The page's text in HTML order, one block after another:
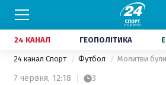
24 КАНАЛ ГЕОПОЛІТИКА
24 канал Спорт Футбол
7 червня, 12:18 3